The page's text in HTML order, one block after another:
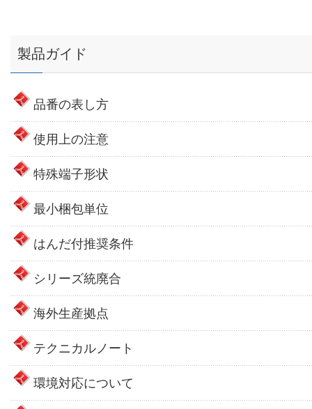
製品ガイド
品番の表し方
使用上の注意
特殊端子形状
最小梱包単位
はんだ付推奨条件
シリーズ統廃合
海外生産拠点
テクニカルノート
環境対応について